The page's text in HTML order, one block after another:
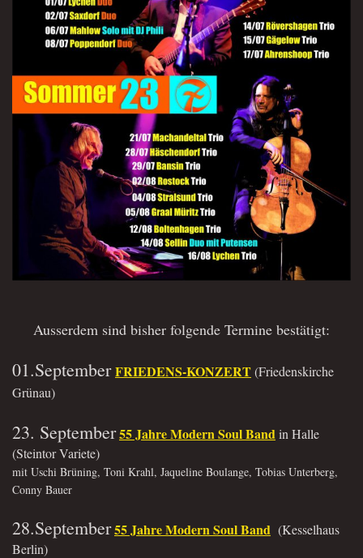
Ausserdem sind bisher folgende Termine bestätigt:
01.September FRIEDENS-KONZERT(Friedenskirche
Grünau)
23. September55 Jahre Modern Soul Bandin Halle
(Steintor Variete)
mit Uschi Brüning, Toni Krahl, Jaqueline Boulange, Tobias Unterberg,
Conny Bauer
28.September55 Jahre Modern Soul Band (Kesselhaus
Berlin)